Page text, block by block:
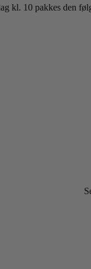
kl. 10 pakkes den